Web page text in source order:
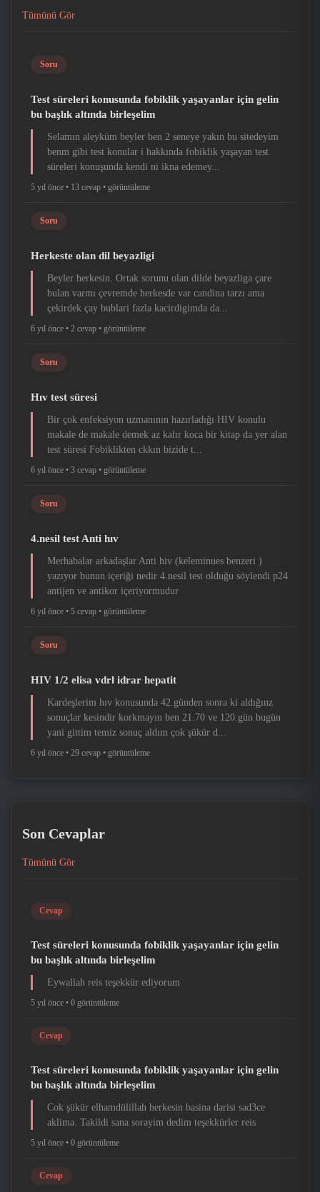
Tümünü Gör
Soru
Test süreleri konusunda fobiklik yaşayanlar için gelin
bu başlık altında birleşelim
Selamın aleyküm beyler ben 2 seneye yakın bu sitedeyim
benm gibi test konular i hakkında fobiklik yaşayan test
süreleri konuşunda kendi ni ikna edemey...
5 yıl önce • 13 cevap • görüntüleme
Soru
Herkeste olan dil beyazligi
Beyler herkesin. Ortak sorunu olan dilde beyazliga çare
bulan varmı çevremde herkesde var candina tarzı ama
çekirdek çay bublari fazla kacirdigimda da...
6 yıl önce • 2 cevap • görüntüleme
Soru
Hıv test süresi
Bir çok enfeksiyon uzmanının hazırladığı HIV konulu
makale de makale demek az kalır koca bir kitap da yer alan
test süresi Fobiklikten ckkın bizide t...
6 yıl önce • 3 cevap • görüntüleme
Soru
4.nesil test Anti hıv
Merhabalar arkadaşlar Anti hiv (keleminues benzeri )
yazıyor bunun içeriği nedir 4.nesil test olduğu söylendi p24
antijen ve antikor içeriyormudur
6 yıl önce • 5 cevap • görüntüleme
Soru
HIV 1/2 elisa vdrl idrar hepatit
Kardeşlerim hıv konusunda 42.günden sonra ki aldığınz
sonuçlar kesindir korkmayın ben 21.70 ve 120.gün bugün
yani gittim temiz sonuç aldım çok şükür d...
6 yıl önce • 29 cevap • görüntüleme
Son Cevaplar
Tümünü Gör
Cevap
Test süreleri konusunda fobiklik yaşayanlar için gelin
bu başlık altında birleşelim
Eywallah reis teşekkür ediyorum
5 yıl önce • 0 görüntüleme
Cevap
Test süreleri konusunda fobiklik yaşayanlar için gelin
bu başlık altında birleşelim
Cok şükür elhamdülillah herkesin basina darisi sad3ce
aklima. Takildi sana sorayim dedim teşekkürler reis
5 yıl önce • 0 görüntüleme
Cevap